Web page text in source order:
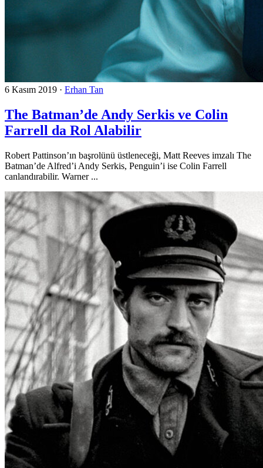
6 Kasım 2019 · Erhan Tan
The Batman’de Andy Serkis ve Colin
Farrell da Rol Alabilir
Robert Pattinson’ın başrolünü üstleneceği, Matt Reeves imzalı The
Batman’de Alfred’i Andy Serkis, Penguin’i ise Colin Farrell
canlandırabilir. Warner ...